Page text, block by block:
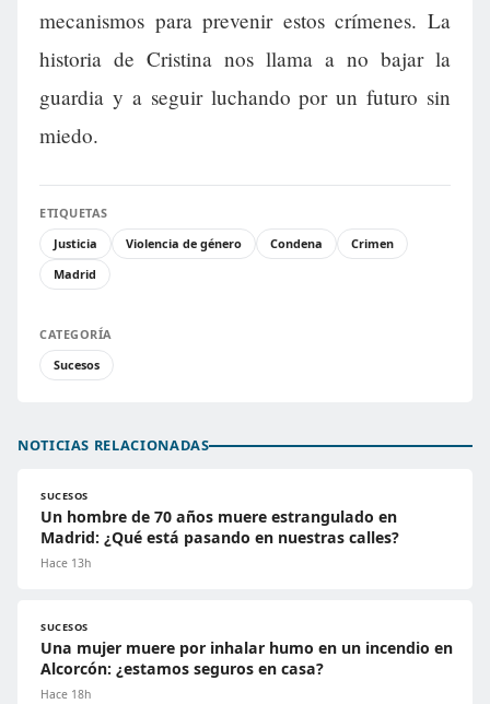
mecanismos para prevenir estos crímenes. La
historia de Cristina nos llama a no bajar la
guardia y a seguir luchando por un futuro sin
miedo.
ETIQUETAS
Justicia
Violencia de género Condena
Crimen
Madrid
CATEGORÍA
Sucesos
NOTICIAS RELACIONADAS
SUCESOS
Un hombre de 70 años muere estrangulado en
Madrid: ¿Qué está pasando en nuestras calles?
Hace 13h
SUCESOS
Una mujer muere por inhalar humo en un incendio en
Alcorcón: ¿estamos seguros en casa?
Hace 18h